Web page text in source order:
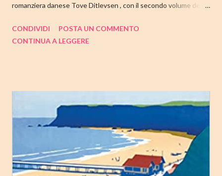
romanziera danese Tove Ditlevsen , con il secondo volume della
come sempre, trovate tutte le mie impressioni al suo termine.
14.25/EBOOK 8.99 Link Amazon TRAMA Dopo "Infanzia", il
secondo capitolo della trilogia di Copenaghen, grande classico
della letteratura danese oggi riscoperto e acclamato a livello
internazionale. La piccola Tove è cresciuta in fretta: costretta ad
abbandonare la scuola molto presto, a quattordici anni compie i
primi passi nel mondo del lavoro. Indossato il vestito buono e
CONDIVIDI
POSTA UN COMMENTO
CONTINUA A LEGGERE